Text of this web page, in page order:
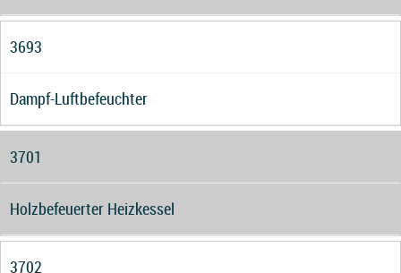
3693
Dampf-Luftbefeuchter
3701
Holzbefeuerter Heizkessel
3702